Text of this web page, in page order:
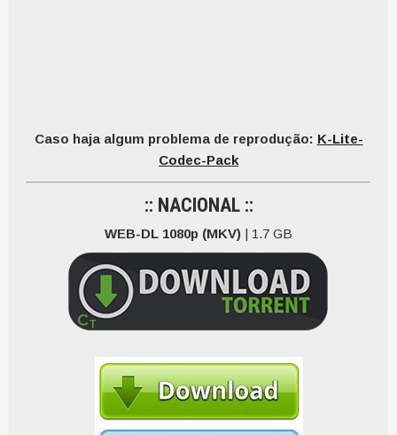
Caso haja algum problema de reprodução: K-Lite-
Codec-Pack
:: NACIONAL ::
WEB-DL 1080p (MKV) | 1.7 GB